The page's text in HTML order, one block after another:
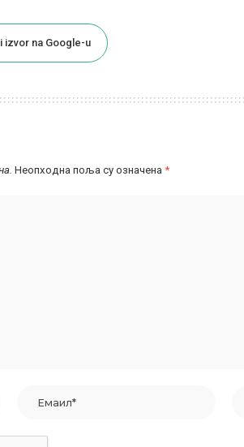
izvor na Google-u
Неопходна поља су означена *